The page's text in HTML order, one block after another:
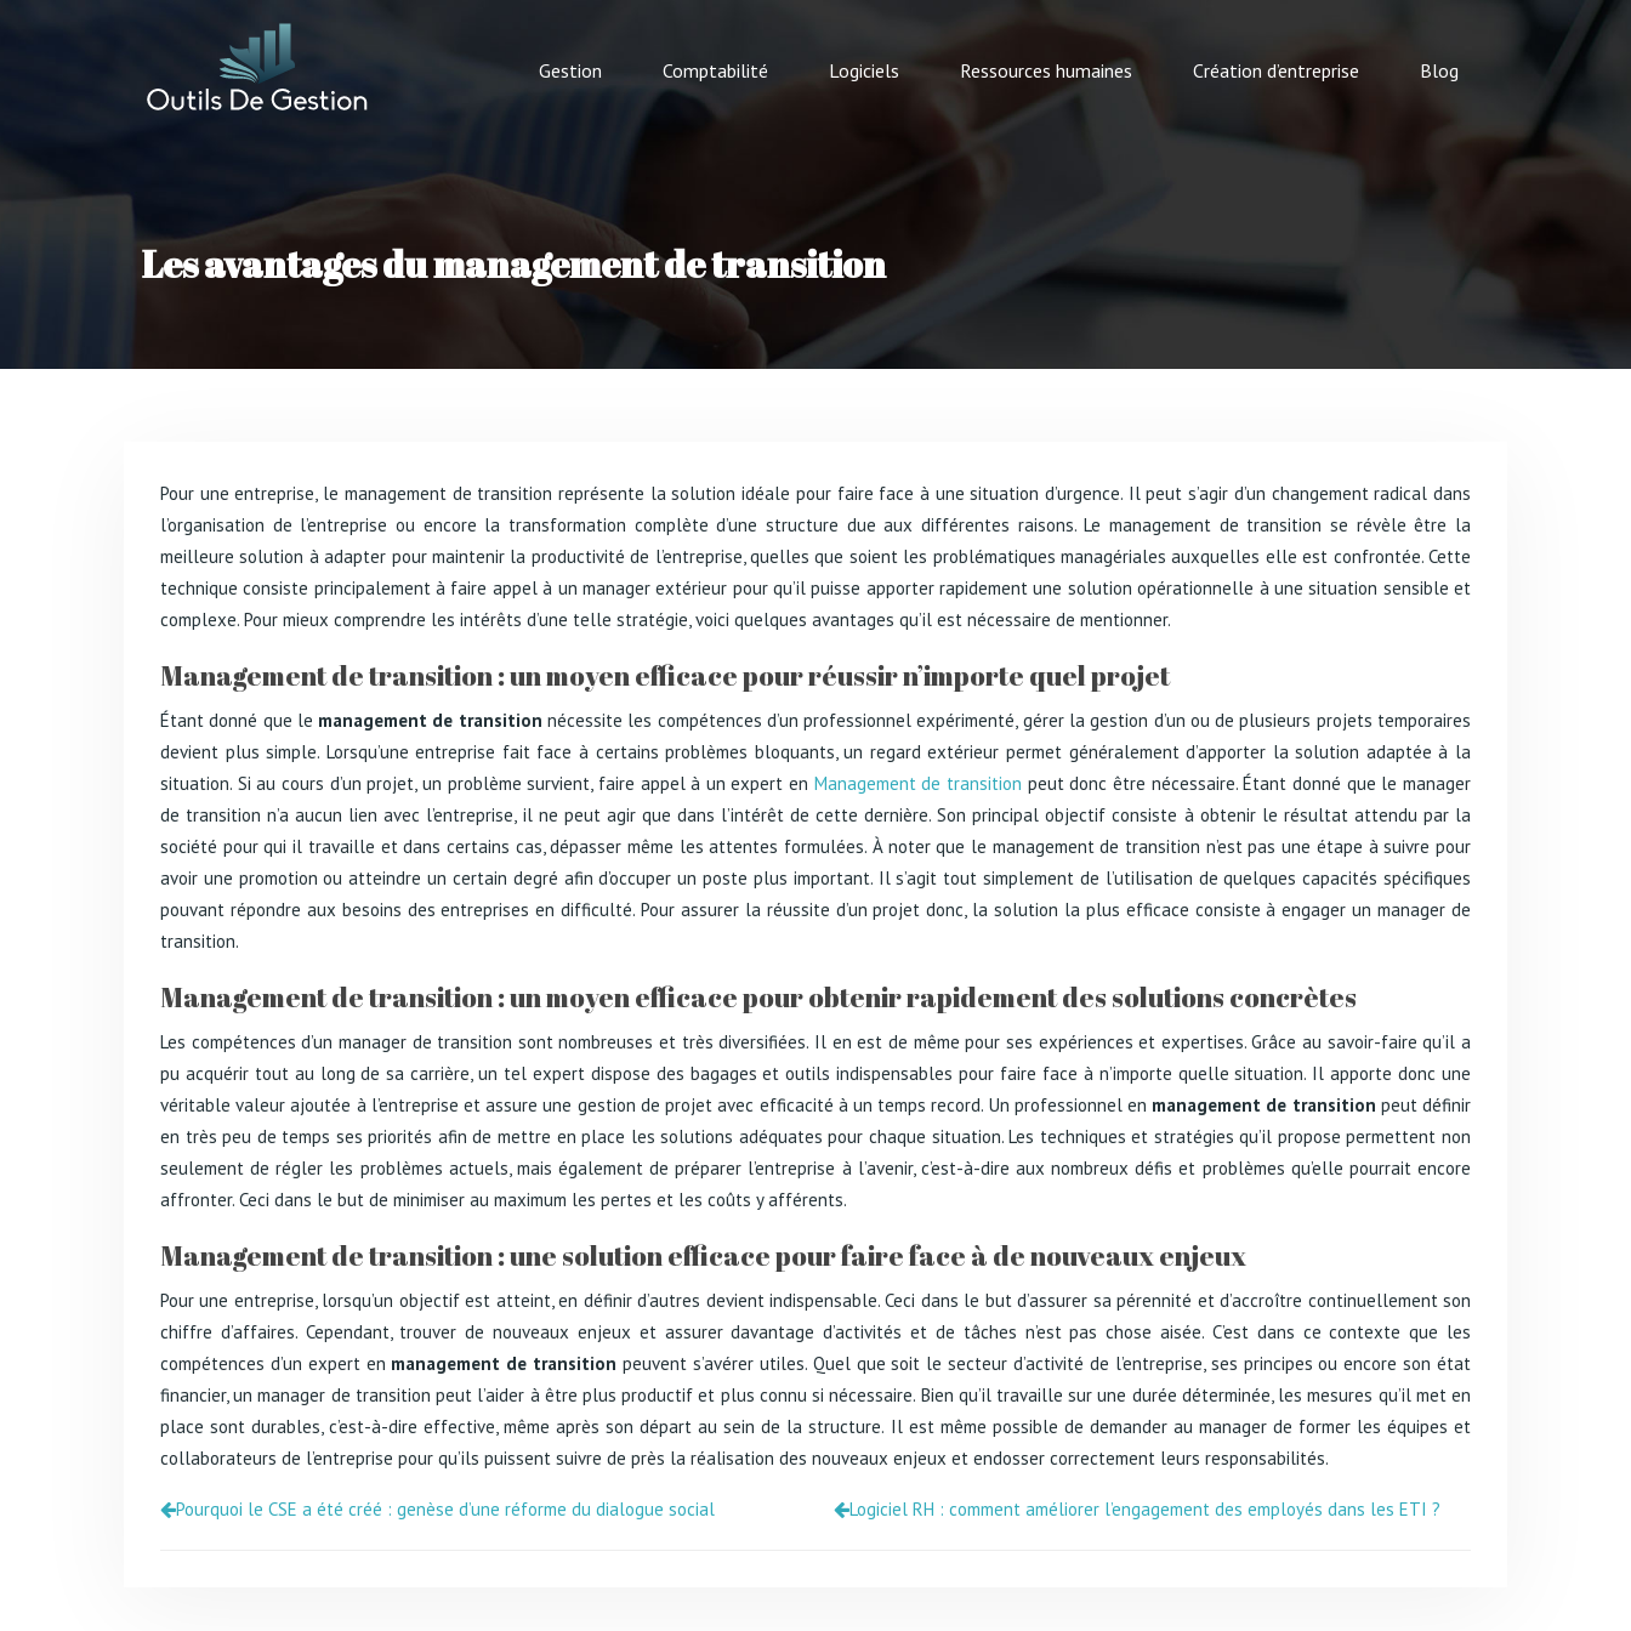
Gestion Comptabilité Logiciels Ressources humaines Création d’entreprise Blog
Les avantages du management de transition
Pour une entreprise, le management de transition représente la solution idéale pour faire face à une situation d’urgence. Il peut s’agir d’un changement radical dans
l’organisation de l’entreprise ou encore la transformation complète d’une structure due aux différentes raisons. Le management de transition se révèle être la
meilleure solution à adapter pour maintenir la productivité de l’entreprise, quelles que soient les problématiques managériales auxquelles elle est confrontée. Cette
technique consiste principalement à faire appel à un manager extérieur pour qu’il puisse apporter rapidement une solution opérationnelle à une situation sensible et
complexe. Pour mieux comprendre les intérêts d’une telle stratégie, voici quelques avantages qu’il est nécessaire de mentionner.
Management de transition : un moyen efficace pour réussir n’importe quel projet
Étant donné que le management de transitionnécessite les compétences d’un professionnel expérimenté, gérer la gestion d’un ou de plusieurs projets temporaires
devient plus simple. Lorsqu’une entreprise fait face à certains problèmes bloquants, un regard extérieur permet généralement d’apporter la solution adaptée à la
situation. Si au cours d’un projet, un problème survient, faire appel à un expert en Management de transition peut donc être nécessaire. Étant donné que le manager
de transition n’a aucun lien avec l’entreprise, il ne peut agir que dans l’intérêt de cette dernière. Son principal objectif consiste à obtenir le résultat attendu par la
société pour qui il travaille et dans certains cas, dépasser même les attentes formulées. À noter que le management de transition n’est pas une étape à suivre pour
avoir une promotion ou atteindre un certain degré afin d’occuper un poste plus important. Il s’agit tout simplement de l’utilisation de quelques capacités spécifiques
pouvant répondre aux besoins des entreprises en difficulté. Pour assurer la réussite d’un projet donc, la solution la plus efficace consiste à engager un manager de
transition.
Management de transition : un moyen efficace pour obtenir rapidement des solutions concrètes
Les compétences d’un manager de transition sont nombreuses et très diversifiées. Il en est de même pour ses expériences et expertises. Grâce au savoir-faire qu’il a
pu acquérir tout au long de sa carrière, un tel expert dispose des bagages et outils indispensables pour faire face à n’importe quelle situation. Il apporte donc une
véritable valeur ajoutée à l’entreprise et assure une gestion de projet avec efficacité à un temps record. Un professionnel en management de transition peut définir
en très peu de temps ses priorités afin de mettre en place les solutions adéquates pour chaque situation. Les techniques et stratégies qu’il propose permettent non
seulement de régler les problèmes actuels, mais également de préparer l’entreprise à l’avenir, c’est-à-dire aux nombreux défis et problèmes qu’elle pourrait encore
affronter. Ceci dans le but de minimiser au maximum les pertes et les coûts y afférents.
Management de transition : une solution efficace pour faire face à de nouveaux enjeux
Pour une entreprise, lorsqu’un objectif est atteint, en définir d’autres devient indispensable. Ceci dans le but d’assurer sa pérennité et d’accroître continuellement son
chiffre d’affaires. Cependant, trouver de nouveaux enjeux et assurer davantage d’activités et de tâches n’est pas chose aisée. C’est dans ce contexte que les
compétences d’un expert en management de transition peuvent s’avérer utiles. Quel que soit le secteur d’activité de l’entreprise, ses principes ou encore son état
financier, un manager de transition peut l’aider à être plus productif et plus connu si nécessaire. Bien qu’il travaille sur une durée déterminée, les mesures qu’il met en
place sont durables, c’est-à-dire effective, même après son départ au sein de la structure. Il est même possible de demander au manager de former les équipes et
collaborateurs de l’entreprise pour qu’ils puissent suivre de près la réalisation des nouveaux enjeux et endosser correctement leurs responsabilités.
Pourquoi le CSE a été créé : genèse d’une réforme du dialogue social Logiciel RH : comment améliorer l’engagement des employés dans les ETI ?